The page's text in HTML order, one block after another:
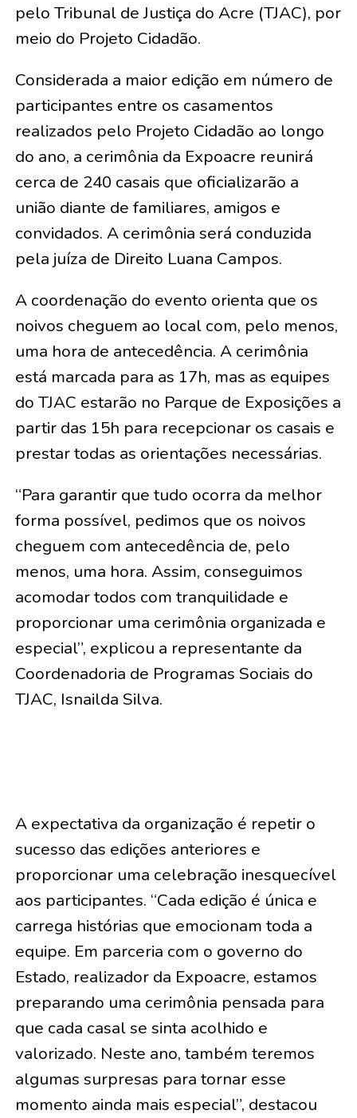
pelo Tribunal de Justiça do Acre (TJAC), por
meio do Projeto Cidadão.
Considerada a maior edição em número de
participantes entre os casamentos
realizados pelo Projeto Cidadão ao longo
do ano, a cerimônia da Expoacre reunirá
cerca de 240 casais que oficializarão a
união diante de familiares, amigos e
convidados. A cerimônia será conduzida
pela juíza de Direito Luana Campos.
A coordenação do evento orienta que os
noivos cheguem ao local com, pelo menos,
uma hora de antecedência. A cerimônia
está marcada para as 17h, mas as equipes
do TJAC estarão no Parque de Exposições a
partir das 15h para recepcionar os casais e
prestar todas as orientações necessárias.
“Para garantir que tudo ocorra da melhor
forma possível, pedimos que os noivos
cheguem com antecedência de, pelo
menos, uma hora. Assim, conseguimos
acomodar todos com tranquilidade e
proporcionar uma cerimônia organizada e
especial”, explicou a representante da
Coordenadoria de Programas Sociais do
TJAC, Isnailda Silva.
A expectativa da organização é repetir o
sucesso das edições anteriores e
proporcionar uma celebração inesquecível
aos participantes. “Cada edição é única e
carrega histórias que emocionam toda a
equipe. Em parceria com o governo do
Estado, realizador da Expoacre, estamos
preparando uma cerimônia pensada para
que cada casal se sinta acolhido e
valorizado. Neste ano, também teremos
algumas surpresas para tornar esse
momento ainda mais especial”, destacou